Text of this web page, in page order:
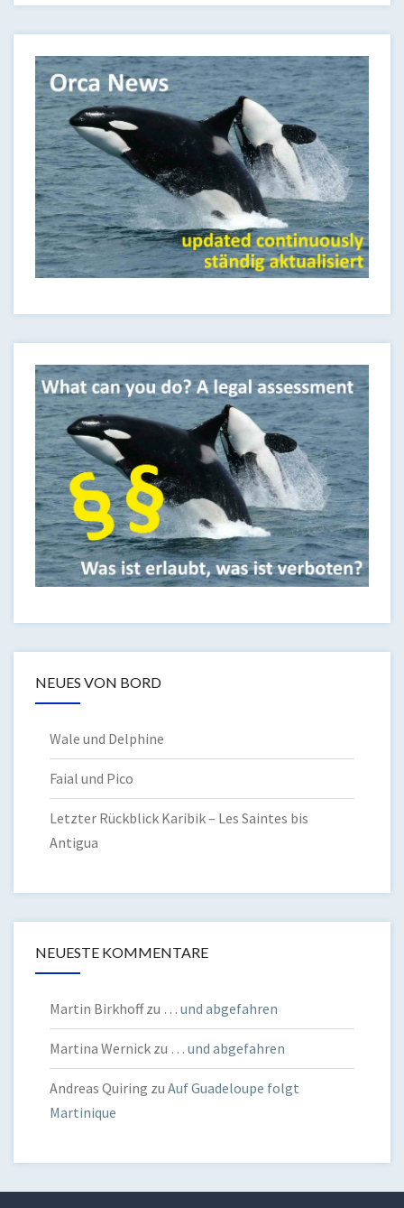
NEUES VON BORD
Wale und Delphine
Faial und Pico
Letzter Rückblick Karibik – Les Saintes bis
Antigua
NEUESTE KOMMENTARE
Martin Birkhoffzu … und abgefahren
Martina Wernick zu … und abgefahren
Andreas Quiring zu Auf Guadeloupe folgt
Martinique